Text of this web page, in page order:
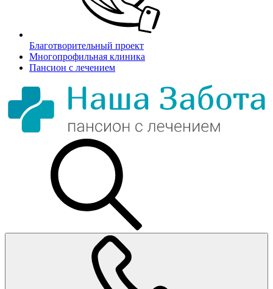
Благотворительный проект
Многопрофильная клиника
Пансион с лечением